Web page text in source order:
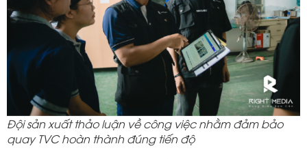
Đội sản xuất thảo luận về công việc nhằm đảm bảo
quay TVC hoàn thành đúng tiến độ